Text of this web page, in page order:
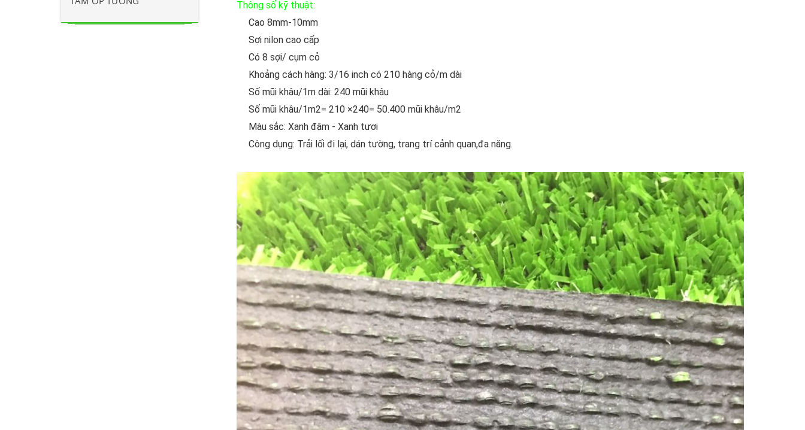
Thông số kỹ thuật:
Cao 8mm-10mm
Sợi nilon cao cấp
Có 8 sợi/ cụm cỏ
Khoảng cách hàng: 3/16 inch có 210 hàng cỏ/m dài
Số mũi khâu/1m dài: 240 mũi khâu
Số mũi khâu/1m2= 210 ×240= 50.400 mũi khâu/m2
Màu sắc: Xanh đậm - Xanh tươi
Công dụng: Trải lối đi lại, dán tường, trang trí cảnh quan,đa năng.